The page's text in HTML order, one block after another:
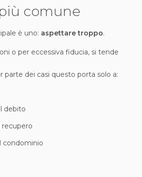
comune
è uno: aspettare troppo.
o per eccessiva fiducia, si tende
parte dei casi questo porta solo a:
debito
condominio